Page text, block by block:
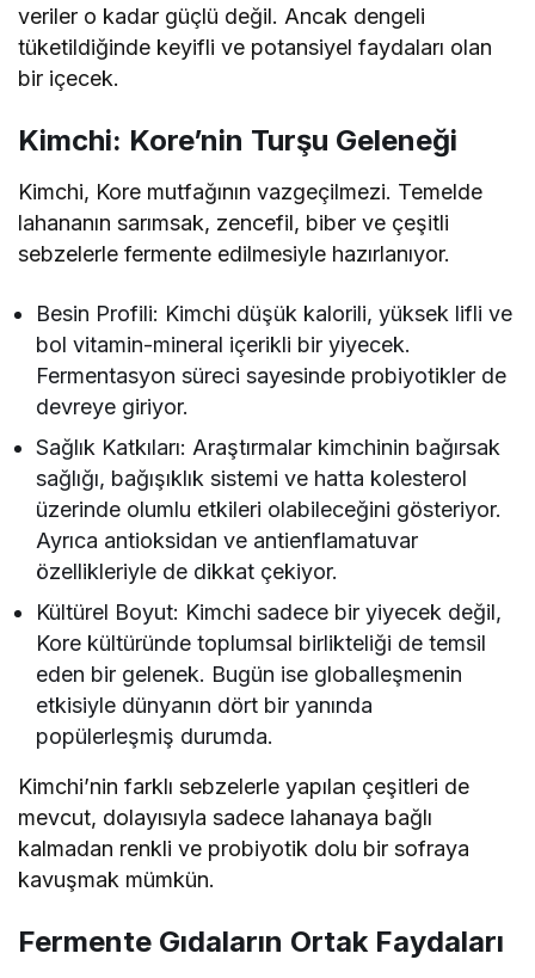
veriler o kadar güçlü değil. Ancak dengeli
tüketildiğinde keyifli ve potansiyel faydaları olan
bir içecek.
Kimchi: Kore’nin Turşu Geleneği
Kimchi, Kore mutfağının vazgeçilmezi. Temelde
lahananın sarımsak, zencefil, biber ve çeşitli
sebzelerle fermente edilmesiyle hazırlanıyor.
Besin Profili: Kimchi düşük kalorili, yüksek lifli ve
bol vitamin-mineral içerikli bir yiyecek.
Fermentasyon süreci sayesinde probiyotikler de
devreye giriyor.
Sağlık Katkıları: Araştırmalar kimchinin bağırsak
sağlığı, bağışıklık sistemi ve hatta kolesterol
üzerinde olumlu etkileri olabileceğini gösteriyor.
Ayrıca antioksidan ve antienflamatuvar
özellikleriyle de dikkat çekiyor.
Kültürel Boyut: Kimchi sadece bir yiyecek değil,
Kore kültüründe toplumsal birlikteliği de temsil
eden bir gelenek. Bugün ise globalleşmenin
etkisiyle dünyanın dört bir yanında
popülerleşmiş durumda.
Kimchi’nin farklı sebzelerle yapılan çeşitleri de
mevcut, dolayısıyla sadece lahanaya bağlı
kalmadan renkli ve probiyotik dolu bir sofraya
kavuşmak mümkün.
Fermente Gıdaların Ortak Faydaları